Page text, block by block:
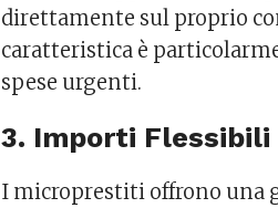
direttamente sul proprio
caratteristica è
spese urgenti.
3. Importi Flessibili
I microprestiti offrono una